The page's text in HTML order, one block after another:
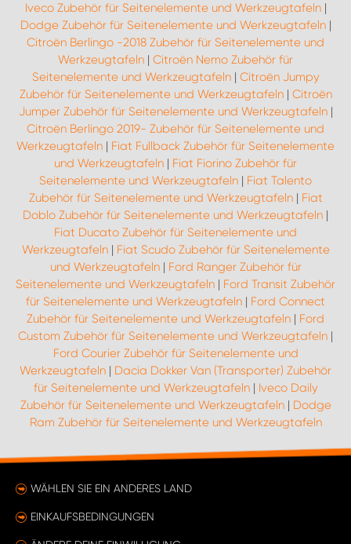
Iveco Zubehör für Seitenelemente und Werkzeugtafeln|
Dodge Zubehör für Seitenelemente und Werkzeugtafeln|
Citroën Berlingo -2018 Zubehör für Seitenelemente und
Werkzeugtafeln | Citroën Nemo Zubehör für
Seitenelemente und Werkzeugtafeln| Citroën Jumpy
Zubehör für Seitenelemente und Werkzeugtafeln| Citroën
Jumper Zubehör für Seitenelemente und Werkzeugtafeln|
Citroën Berlingo 2019- Zubehör für Seitenelemente und
Werkzeugtafeln | Fiat Fullback Zubehör für Seitenelemente
und Werkzeugtafeln | Fiat Fiorino Zubehör für
Seitenelemente und Werkzeugtafeln | Fiat Talento
Zubehör für Seitenelemente und Werkzeugtafeln| Fiat
Doblo Zubehör für Seitenelemente und Werkzeugtafeln |
Fiat Ducato Zubehör für Seitenelemente und
Werkzeugtafeln| Fiat Scudo Zubehör für Seitenelemente
und Werkzeugtafeln| Ford Ranger Zubehör für
Seitenelemente und Werkzeugtafeln | Ford Transit Zubehör
für Seitenelemente und Werkzeugtafeln | Ford Connect
Zubehör für Seitenelemente und Werkzeugtafeln | Ford
Custom Zubehör für Seitenelemente und Werkzeugtafeln |
Ford Courier Zubehör für Seitenelemente und
Werkzeugtafeln | Dacia Dokker Van (Transporter) Zubehör
für Seitenelemente und Werkzeugtafeln| Iveco Daily
Zubehör für Seitenelemente und Werkzeugtafeln| Dodge
Ram Zubehör für Seitenelemente und Werkzeugtafeln
WÄHLEN SIE EIN ANDERES LAND
EINKAUFSBEDINGUNGEN